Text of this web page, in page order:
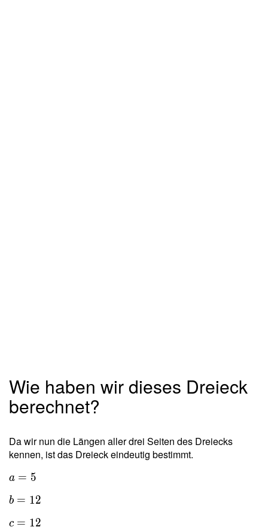
Wie haben wir dieses Dreieck
berechnet?
Da wir nun die Längen aller drei Seiten des Dreiecks
kennen, ist das Dreieck eindeutig bestimmt.
a = 5
b = 12
c = 12